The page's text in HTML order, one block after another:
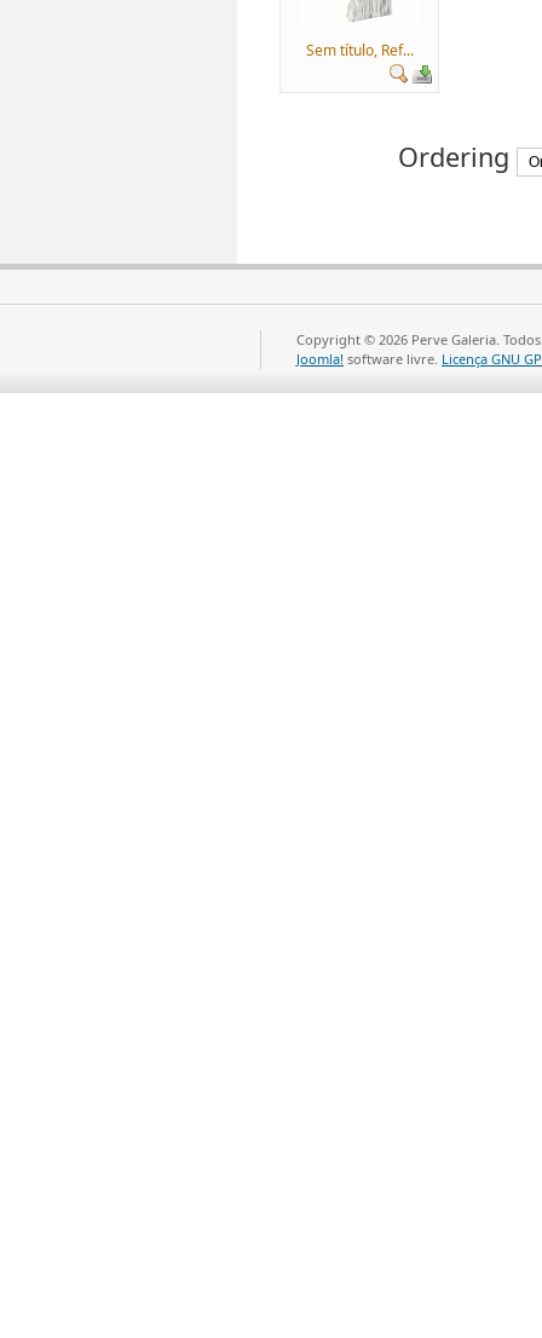
Sem título, Ref...
Ordering
Copyright © 2026 Perve Galeria.
Joomla! software livre. Licença GNU